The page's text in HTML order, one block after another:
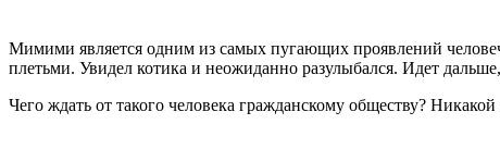
Мимими является одним из самых пугающих проявлений
плетьми. Увидел котика и неожиданно разулыбался. Идет
Чего ждать от такого человека гражданскому обществу?